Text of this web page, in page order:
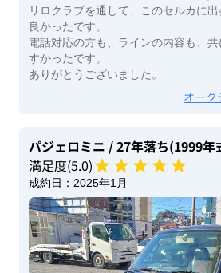
リロクラブを通して、このセルカに出
良かったです。
電話対応の方も、ラインの内容も、
すかったです。
ありがとうございました。
オーク
パジェロミニ / 27年落ち(1999年
満足度(5.0)
成約日： 2025年1月